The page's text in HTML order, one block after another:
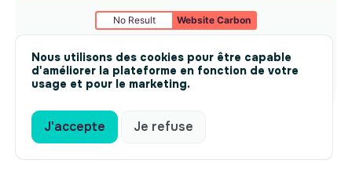
Nous utilisons des cookies pour être capable
d'améliorer la plateforme en fonction de votre
usage et pour le marketing.
J'accepte Je refuse
No Result Website Carbon
Mentions légales© makesense 2024 -cookies